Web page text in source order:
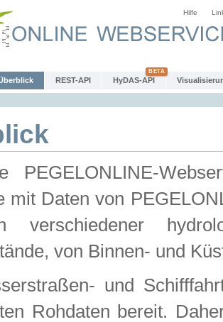
Hilfe
REST-API HyDAS-API
PEGELONLINE-
mit Daten von
verschiedener
von Binnen- und
und
Rohdaten bereit.